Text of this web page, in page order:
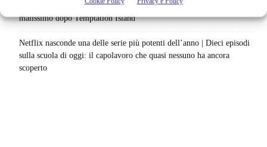
Soraya è devastana, la notizia su Cristian è gravissima | È finita
malissimo dopo Temptation Island
Netflix nasconde una delle serie più potenti dell’anno | Dieci episodi
sulla scuola di oggi: il capolavoro che quasi nessuno ha ancora
scoperto